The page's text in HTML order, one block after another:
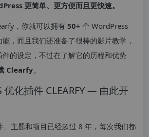
更简单、更方便而且更快速。
，你就可以拥有 50+ 个 WordPress
，而且我们还准备了很棒的影片教学，
的设定，不过在了解它的历程和优势
Clearfy。
优化插件 CLEARFY — 由此开
、主题和项目已经超过 8 年，每次我们都